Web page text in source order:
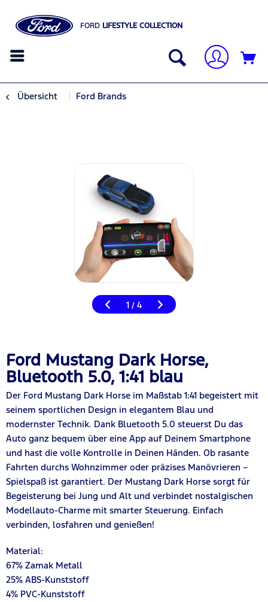
FORD LIFESTYLE COLLECTION
Übersicht Ford Brands
1 / 4
Ford Mustang Dark Horse,
Bluetooth 5.0, 1:41 blau
Der Ford Mustang Dark Horse im Maßstab 1:41 begeistert mit
seinem sportlichen Design in elegantem Blau und
modernster Technik. Dank Bluetooth 5.0 steuerst Du das
Auto ganz bequem über eine App auf Deinem Smartphone
und hast die volle Kontrolle in Deinen Händen. Ob rasante
Fahrten durchs Wohnzimmer oder präzises Manövrieren –
Spielspaß ist garantiert. Der Mustang Dark Horse sorgt für
Begeisterung bei Jung und Alt und verbindet nostalgischen
Modellauto-Charme mit smarter Steuerung. Einfach
verbinden, losfahren und genießen!
Material:
67% Zamak Metall
25% ABS-Kunststoff
4% PVC-Kunststoff